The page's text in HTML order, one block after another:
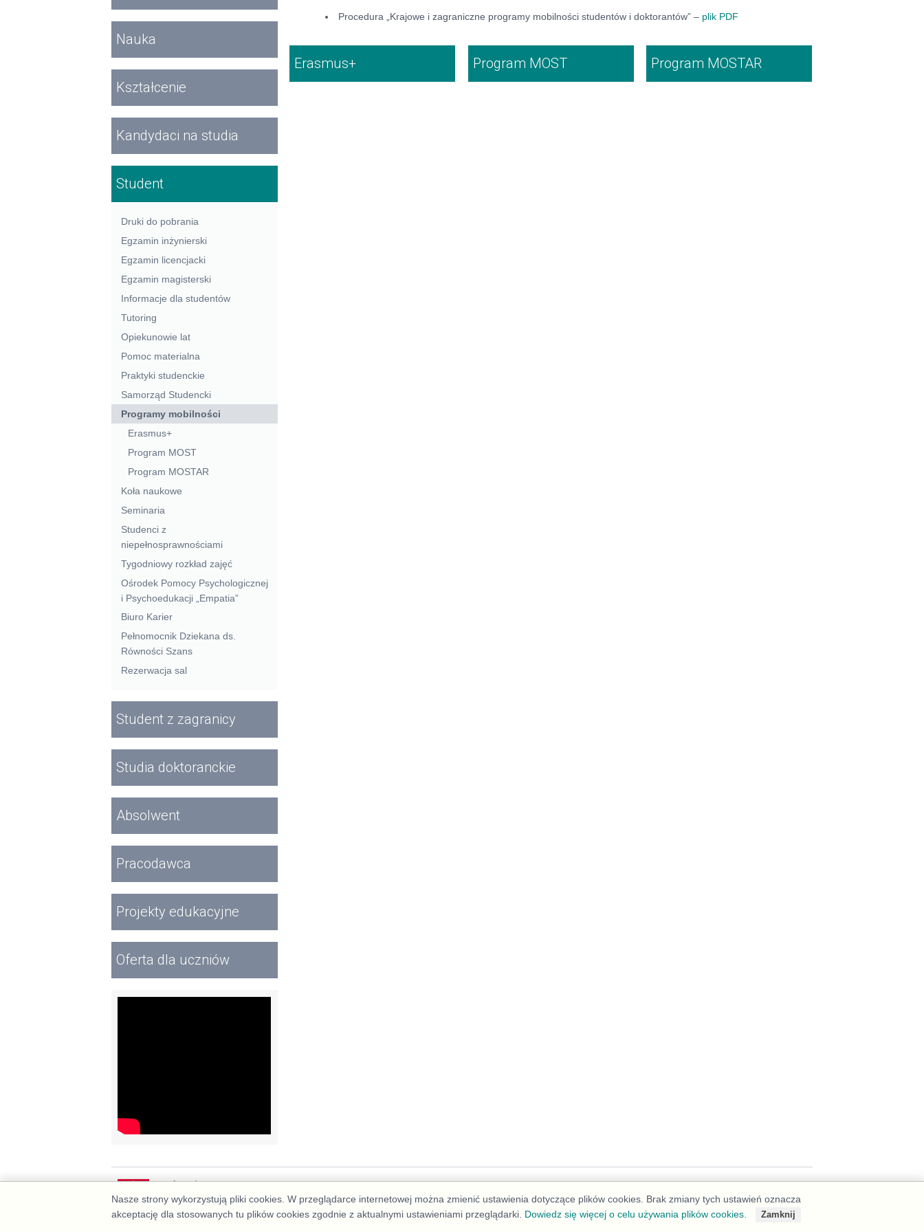
Nauka
Kształcenie
Kandydaci na studia
Student
Druki do pobrania
Egzamin inżynierski
Egzamin licencjacki
Egzamin magisterski
Informacje dla studentów
Tutoring
Opiekunowie lat
Pomoc materialna
Praktyki studenckie
Samorząd Studencki
Programy mobilności
Erasmus+
Program MOST
Program MOSTAR
Koła naukowe
Seminaria
Studenci z
niepełnosprawnościami
Tygodniowy rozkład zajęć
Ośrodek Pomocy Psychologicznej
i Psychoedukacji „Empatia”
Biuro Karier
Pełnomocnik Dziekana ds.
Równości Szans
Rezerwacja sal
Student z zagranicy
Studia doktoranckie
Absolwent
Pracodawca
Projekty edukacyjne
Oferta dla uczniów
Procedura „Krajowe i zagraniczne programy mobilności studentów i doktorantów” – plik PDF
Erasmus+ Program MOST Program MOSTAR
Deklaracja dostępności
Nasze strony wykorzystują pliki cookies. W przeglądarce internetowej można zmienić ustawienia dotyczące plików cookies. Brak zmiany tych ustawień oznacza
akceptację dla stosowanych tu plików cookies zgodnie z aktualnymi ustawieniami przeglądarki. Dowiedz się więcej o celu używania plików cookies.